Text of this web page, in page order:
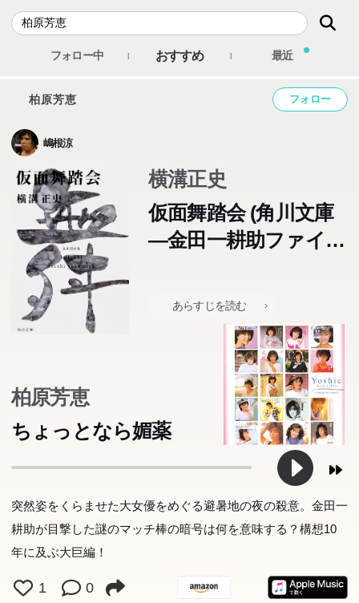
フォロー中 おすすめ 最近
柏原芳恵 フォロー
嶋根涼
横溝正史
仮面舞踏会 (角川文庫
―金田一耕助ファイ
あらすじを読む
裕福な避暑客の訪れで、閑静な中にも活気を見せ始めた夏
の軽井沢を脅かす殺人事件が発生した。被害者は画家の槇
恭吾、有名な映画女優・鳳千代子の三番目の夫である。華
麗なスキャンダルに彩られた千代子は、過去二年の間、毎
井沢に来ていた金田一耕助は早速事件解決に乗り出すが!
柏原芳恵
ちょっとなら媚薬
突然姿をくらませた大女優をめぐる避暑地の夜の殺意。金田一
耕助が目撃した謎のマッチ棒の暗号は何を意味する？構想10
年に及ぶ大巨編！
1 0
本屋大賞ノミネート作家が書いた、9才から大人まで楽し
める本格ミステリ！ あの知念 実希人が本気で書いたシリ
ーズがついに創刊！ 考えることの楽しさ、気持ちよさが
わかる！ 「人生初の伏線回収」を子どもたちへ！ 「大人
のミステリ小説とまったく同じ手法で書きました」 by 知
子どもたちが「人生で初めて読むミステリ」を目指しまし